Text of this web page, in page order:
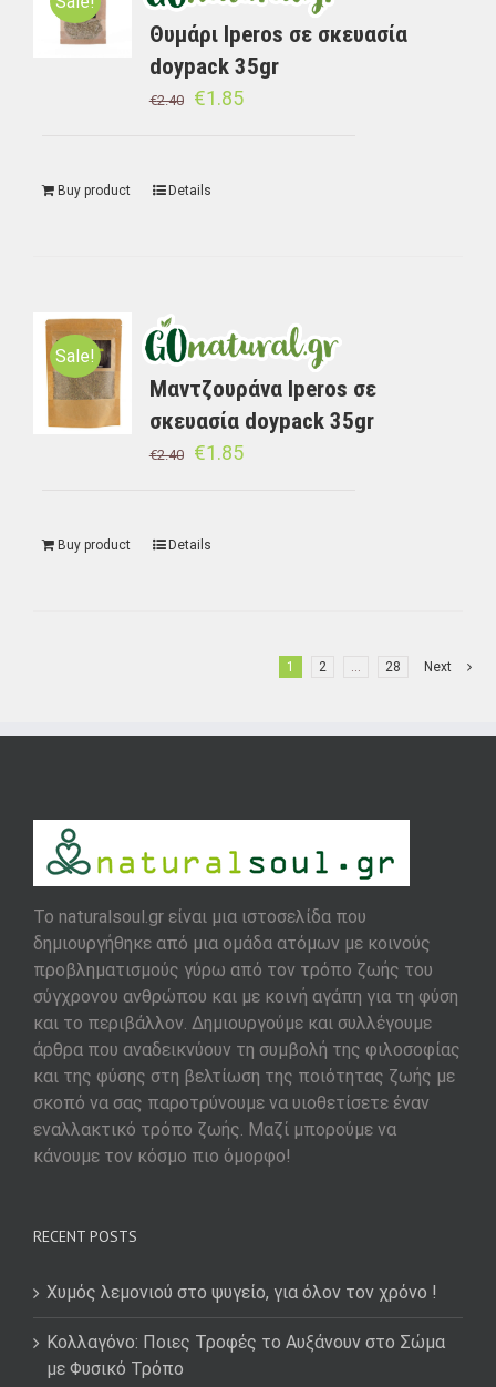
Θυμάρι Iperos σε σκευασία
doypack 35gr
€2.40 €1.85
Buy product Details
Sale!
Μαντζουράνα Iperos σε
σκευασία doypack 35gr
€2.40 €1.85
Buy product Details
1 2 … 28 Next
To naturalsoul.gr είναι μια ιστοσελίδα που
δημιουργήθηκε από μια ομάδα ατόμων με κοινούς
προβληματισμούς γύρω από τον τρόπο ζωής του
σύγχρονου ανθρώπου και με κοινή αγάπη για τη φύση
και το περιβάλλον. Δημιουργούμε και συλλέγουμε
άρθρα που αναδεικνύουν τη συμβολή της φιλοσοφίας
και της φύσης στη βελτίωση της ποιότητας ζωής με
σκοπό να σας παροτρύνουμε να υιοθετίσετε έναν
εναλλακτικό τρόπο ζωής. Μαζί μπορούμε να
κάνουμε τον κόσμο πιο όμορφο!
RECENT POSTS
Χυμός λεμονιού στο ψυγείο, για όλον τον χρόνο !
Κολλαγόνο: Ποιες Τροφές το Αυξάνουν στο Σώμα
με Φυσικό Τρόπο